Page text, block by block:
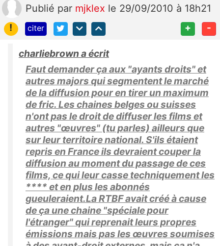
Publié par mjklex le 29/09/2010 à 18h21
!
citer + -
charliebrown a écrit
Faut demander ça aux "ayants droits" et
autres majors qui segmentent le marché
de la diffusion pour en tirer un maximum
de fric. Les chaines belges ou suisses
n'ont pas le droit de diffuser les films et
autres "œuvres" (tu parles) ailleurs que
sur leur territoire national. S'ils étaient
repris en France ils devraient couper la
diffusion au moment du passage de ces
films, ce qui leur casse techniquement les
**** et en plus les abonnés
gueuleraient.La RTBF avait créé à cause
de ça une chaine "spéciale pour
l'étranger" qui reprenait leurs propres
émissions mais pas les œuvres soumises